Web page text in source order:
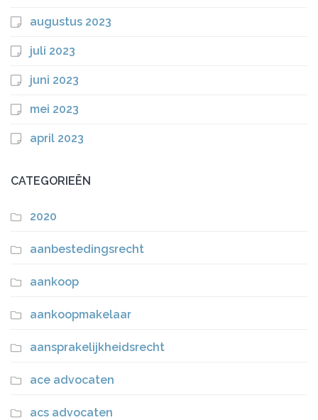
augustus 2023
juli 2023
juni 2023
mei 2023
april 2023
CATEGORIEËN
2020
aanbestedingsrecht
aankoop
aankoopmakelaar
aansprakelijkheidsrecht
ace advocaten
acs advocaten